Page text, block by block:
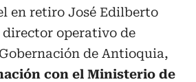
en retiro José Edilberto
director operativo de
de Antioquia,
con el Ministerio de